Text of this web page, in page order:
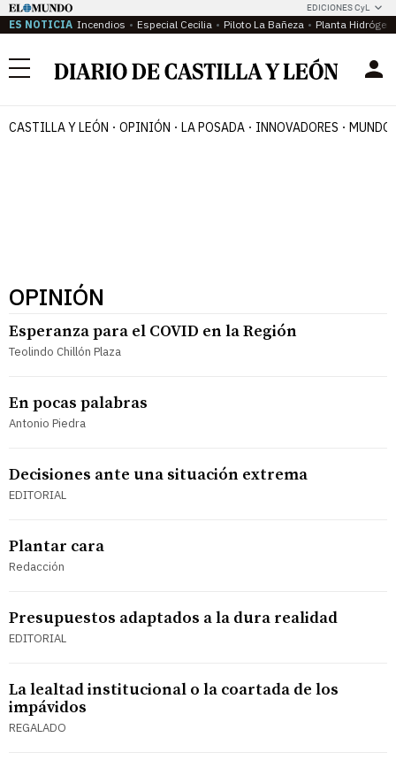
EDICIONES CyL
ES NOTICIA Incendios Especial Cecilia Piloto La Bañeza Planta
Menú
CASTILLA Y LEÓN OPINIÓN LA POSADA INNOVADORES MUNDO
OPINIÓN
Esperanza para el COVID en la Región
Teolindo Chillón Plaza
En pocas palabras
Antonio Piedra
Decisiones ante una situación extrema
EDITORIAL
Plantar cara
Redacción
Presupuestos adaptados a la dura realidad
EDITORIAL
La lealtad institucional o la coartada de los
impávidos
REGALADO